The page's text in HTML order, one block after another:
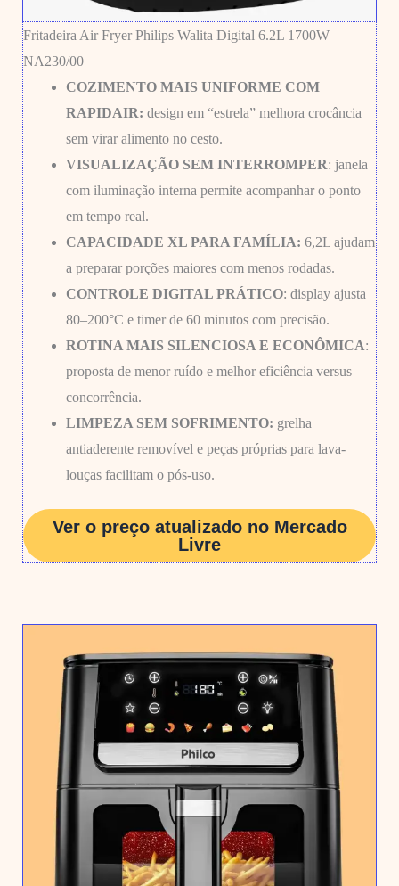
Fritadeira Air Fryer Philips Walita Digital 6.2L 1700W –
NA230/00
COZIMENTO MAIS UNIFORME COM
RAPIDAIR: design em “estrela” melhora crocância
sem virar alimento no cesto.
VISUALIZAÇÃO SEM INTERROMPER: janela
com iluminação interna permite acompanhar o ponto
em tempo real.
CAPACIDADE XL PARA FAMÍLIA: 6,2L ajudam
a preparar porções maiores com menos rodadas.
CONTROLE DIGITAL PRÁTICO: display ajusta
80–200°C e timer de 60 minutos com precisão.
ROTINA MAIS SILENCIOSA E ECONÔMICA:
proposta de menor ruído e melhor eficiência versus
concorrência.
LIMPEZA SEM SOFRIMENTO: grelha
antiaderente removível e peças próprias para lava-
louças facilitam o pós-uso.
Ver o preço atualizado no Mercado
Livre